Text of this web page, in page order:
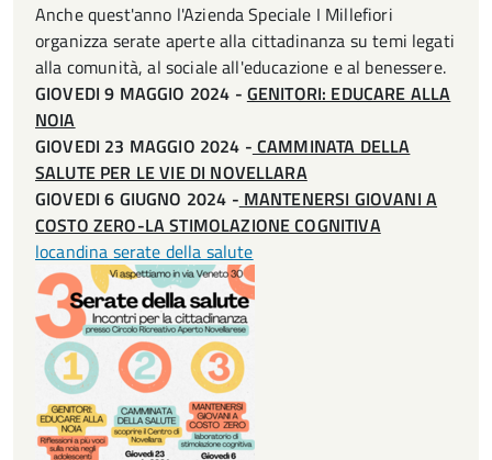
Anche quest'anno l'Azienda Speciale I Millefiori
organizza serate aperte alla cittadinanza su temi legati
alla comunità, al sociale all'educazione e al benessere.
GIOVEDI 9 MAGGIO 2024 - GENITORI: EDUCARE ALLA
NOIA
GIOVEDI 23 MAGGIO 2024 - CAMMINATA DELLA
SALUTE PER LE VIE DI NOVELLARA
GIOVEDI 6 GIUGNO 2024 - MANTENERSI GIOVANI A
COSTO ZERO-LA STIMOLAZIONE COGNITIVA
locandina serate della salute